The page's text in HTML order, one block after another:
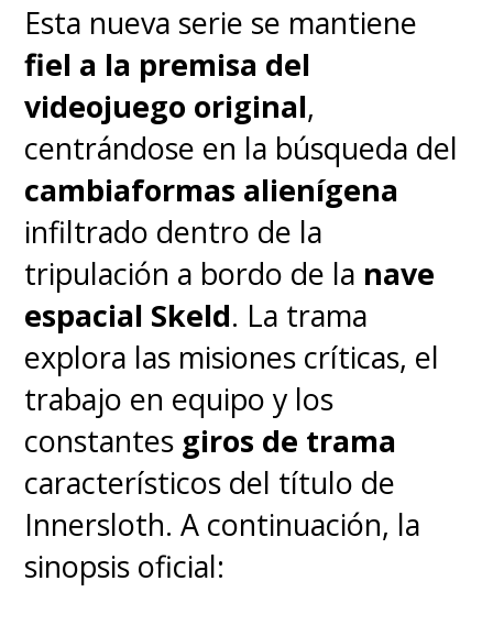
Esta nueva serie se mantiene
fiel a la premisa del
videojuego original,
centrándose en la búsqueda del
cambiaformas alienígena
infiltrado dentro de la
tripulación a bordo de la nave
espacial Skeld. La trama
explora las misiones críticas, el
trabajo en equipo y los
constantes giros de trama
característicos del título de
Innersloth. A continuación, la
sinopsis oficial: